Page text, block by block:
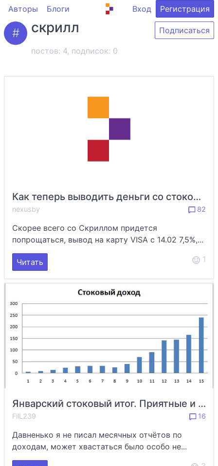
Авторы Блоги Вход Регистрация
скрилл
постов: 4, подписок: 0
Подписаться
Как теперь выводить деньги со стоков? (для Беларуси)
nexusby 82
Скорее всего со Скриллом придется
попрощаться, вывод на карту VISA с 14.02 7,5%,...
Читать 1
Январский стоковый итог. Приятные и печальные моменты
FilL239 16
Давненько я не писал месячных отчётов по
доходам, может хвастаться было особо не...